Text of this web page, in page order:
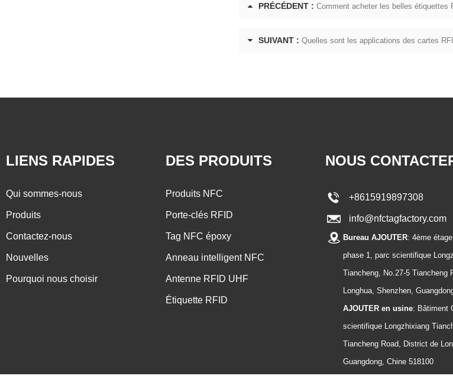
PRÉCÉDENT : Comment acheter les belles étiquettes
SUIVANT : Quelles sont les applications des cartes
LIENS RAPIDES
Qui sommes-nous
Produits
Contactez-nous
Nouvelles
Pourquoi nous choisir
DES PRODUITS
Produits NFC
Porte-clés RFID
Tag NFC époxy
Anneau intelligent NFC
Antenne RFID UHF
Étiquette RFID
NOUS
+8615919897308
info@nfctagfactory.com
Bureau AJOUTER: 4ème
phase 1, parc scientifique
Tiancheng, No.27-5 Tiancheng
Longhua, Shenzhen,
AJOUTER en usine: Bâtiment
scientifique Longzhixiang
Tiancheng Road, District de
Guangdong, Chine 518100